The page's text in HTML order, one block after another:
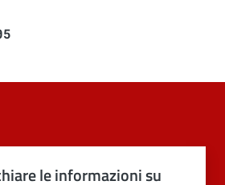
le informazioni su